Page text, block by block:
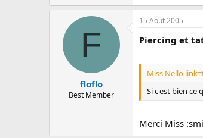
F
floflo
Best Member
15 Aout 2005
Piercing et
Miss Nello
Si c'est bien ce
Merci Miss